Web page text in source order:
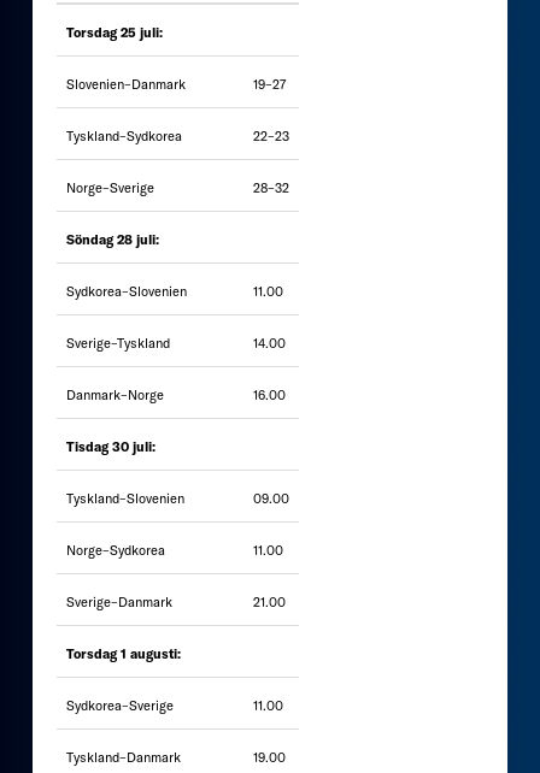
Torsdag 25 juli:
Slovenien–Danmark 19–27
Tyskland–Sydkorea 22–23
Norge–Sverige 28–32
Söndag 28 juli:
Sydkorea–Slovenien 11.00
Sverige–Tyskland 14.00
Danmark–Norge 16.00
Tisdag 30 juli:
Tyskland–Slovenien 09.00
Norge–Sydkorea 11.00
Sverige–Danmark 21.00
Torsdag 1 augusti:
Sydkorea–Sverige 11.00
Tyskland–Danmark 19.00